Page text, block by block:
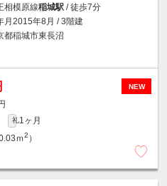
相模原線稲城駅 / 徒歩7分
月2015年8月 / 3階建
都稲城市東長沼
NEW
礼1ヶ月
ｍ2 ）